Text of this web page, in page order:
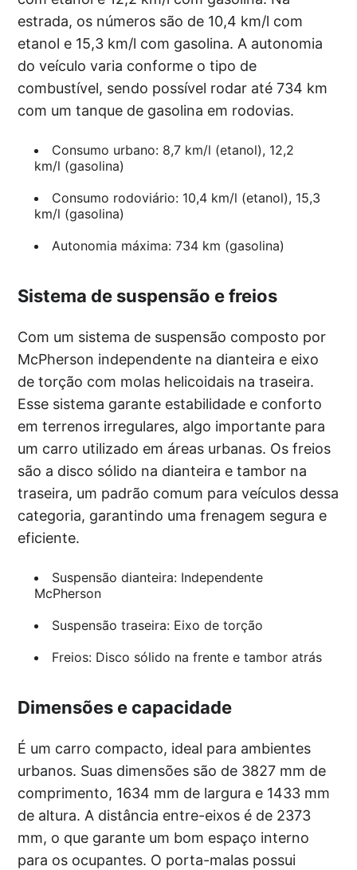
estrada, os números são de 10,4 km/l com
etanol e 15,3 km/l com gasolina. A autonomia
do veículo varia conforme o tipo de
combustível, sendo possível rodar até 734 km
com um tanque de gasolina em rodovias.
Consumo urbano: 8,7 km/l (etanol), 12,2
km/l (gasolina)
Consumo rodoviário: 10,4 km/l (etanol), 15,3
km/l (gasolina)
Autonomia máxima: 734 km (gasolina)
Sistema de suspensão e freios
Com um sistema de suspensão composto por
McPherson independente na dianteira e eixo
de torção com molas helicoidais na traseira.
Esse sistema garante estabilidade e conforto
em terrenos irregulares, algo importante para
um carro utilizado em áreas urbanas. Os freios
são a disco sólido na dianteira e tambor na
traseira, um padrão comum para veículos dessa
categoria, garantindo uma frenagem segura e
eficiente.
Suspensão dianteira: Independente
McPherson
Suspensão traseira: Eixo de torção
Freios: Disco sólido na frente e tambor atrás
Dimensões e capacidade
É um carro compacto, ideal para ambientes
urbanos. Suas dimensões são de 3827 mm de
comprimento, 1634 mm de largura e 1433 mm
de altura. A distância entre-eixos é de 2373
mm, o que garante um bom espaço interno
para os ocupantes. O porta-malas possui